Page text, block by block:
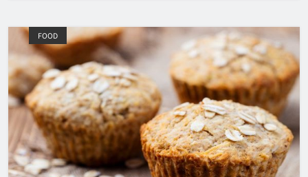
FOOD